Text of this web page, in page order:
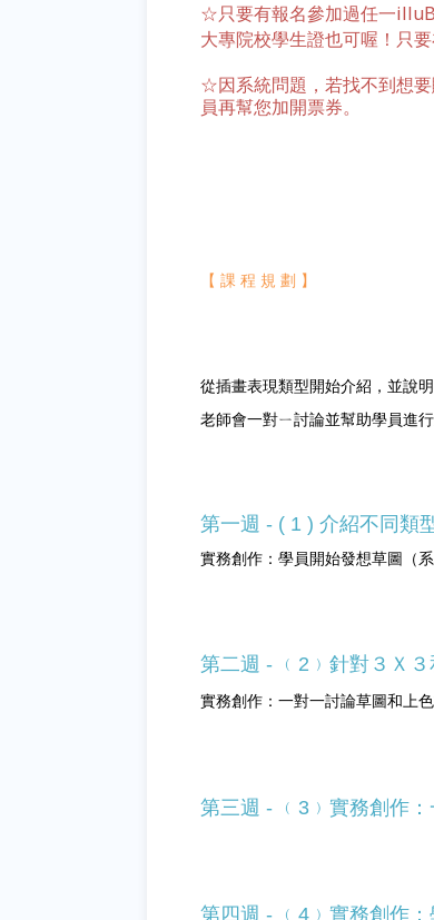
☆只要有報名參加過任一
大專院校學生證也可喔！只
☆因系統問題，若找不到想
員再幫您加開票券。
【 課 程 規 劃 】
從插畫表現類型開始介紹，並說
老師會一對ㄧ討論並幫助學員進
第一週 - ( 1 ) 介紹不同類
實務創作：學員開始發想草圖（系
第二週 - ﹙2﹚針對３Ｘ
實務創作：一對一討論草圖和上
第三週 - ﹙3﹚實務創作
第四週 - ﹙4﹚實務創作